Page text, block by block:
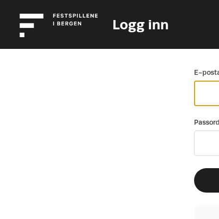
Gå tilbake
Logg inn
E-